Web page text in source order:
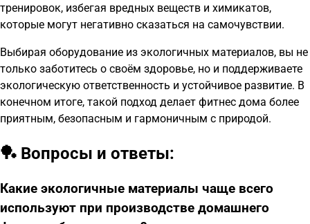
тренировок, избегая вредных веществ и химикатов,
которые могут негативно сказаться на самочувствии.
Выбирая оборудование из экологичных материалов, вы не
только заботитесь о своём здоровье, но и поддерживаете
экологическую ответственность и устойчивое развитие. В
конечном итоге, такой подход делает фитнес дома более
приятным, безопасным и гармоничным с природой.
🏓 Вопросы и ответы:
Какие экологичные материалы чаще всего
используют при производстве домашнего